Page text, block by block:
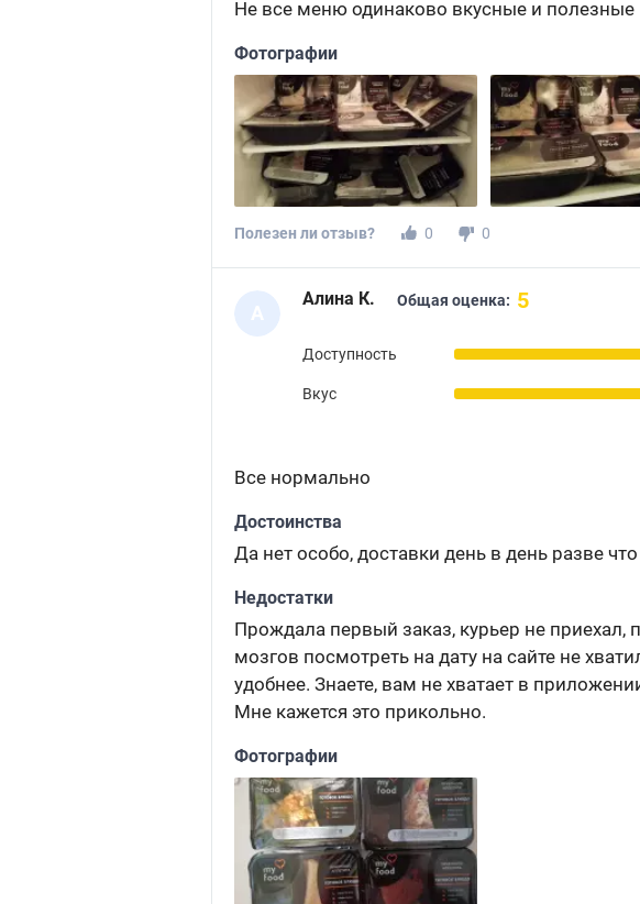
Не все меню одинаково вкусные и полезные
Фотографии
Полезен ли отзыв? 0 0
А
Алина К. Общая оценка: 5
Доступность
Вкус
Все нормально
Достоинства
Да нет особо, доставки день в день разве
Недостатки
Прождала первый заказ, курьер не приехал,
мозгов посмотреть на дату на сайте не
удобнее. Знаете, вам не хватает в
Мне кажется это прикольно.
Фотографии